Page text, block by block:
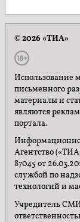
© 2026 «ТИА»
Использование
письменного
материалы и
являются
портала.
Агентство
87045 от
службой по
технологий и
Учредитель